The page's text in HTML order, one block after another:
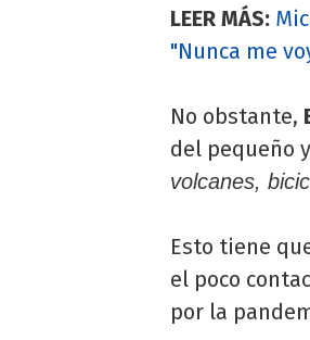
LEER MÁS:
"Nunca me
No obstante,
del pequeño
volcanes,
Esto tiene
el poco
por la